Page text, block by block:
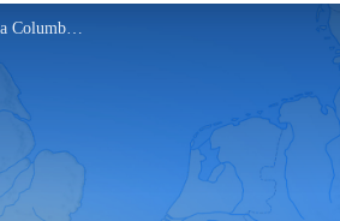
Information - Via Columbani